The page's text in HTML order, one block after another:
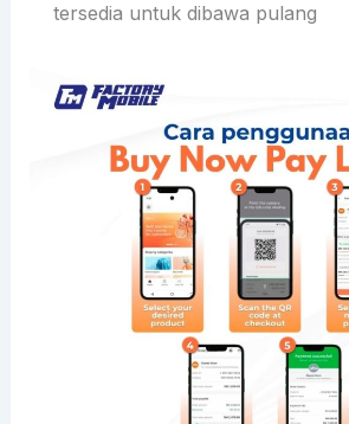
tersedia untuk dibawa pulang